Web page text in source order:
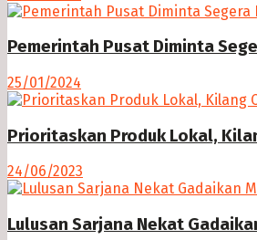
Pemerintah Pusat Diminta
25/01/2024
Prioritaskan Produk Lokal,
24/06/2023
Lulusan Sarjana Nekat